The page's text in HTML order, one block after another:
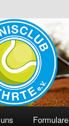
Formulare